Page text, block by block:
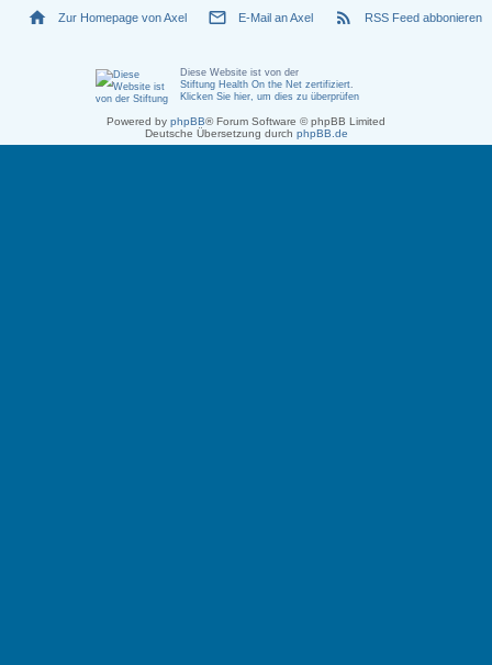
home Zur Homepage von Axel mail_outline E-Mail an Axel rss_feed RSS Feed abbonieren
Diese Website ist von der
Stiftung Health On the Net zertifiziert.
Klicken Sie hier, um dies zu überprüfen
Powered by phpBB® Forum Software © phpBB Limited
Deutsche Übersetzung durch phpBB.de